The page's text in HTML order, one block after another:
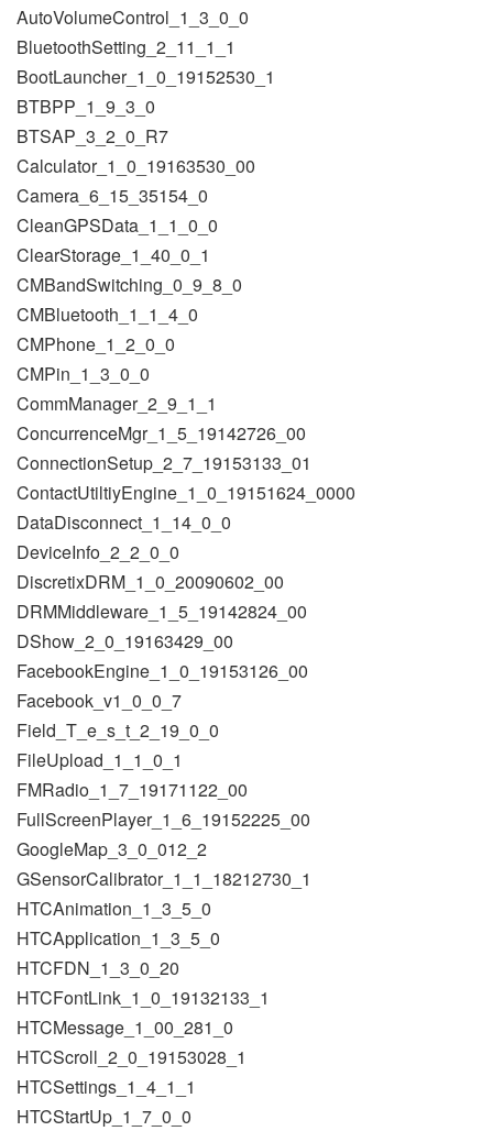
AutoVolumeControl_1_3_0_0
BluetoothSetting_2_11_1_1
BootLauncher_1_0_19152530_1
BTBPP_1_9_3_0
BTSAP_3_2_0_R7
Calculator_1_0_19163530_00
Camera_6_15_35154_0
CleanGPSData_1_1_0_0
ClearStorage_1_40_0_1
CMBandSwitching_0_9_8_0
CMBluetooth_1_1_4_0
CMPhone_1_2_0_0
CMPin_1_3_0_0
CommManager_2_9_1_1
ConcurrenceMgr_1_5_19142726_00
ConnectionSetup_2_7_19153133_01
ContactUtiltiyEngine_1_0_19151624_0000
DataDisconnect_1_14_0_0
DeviceInfo_2_2_0_0
DiscretixDRM_1_0_20090602_00
DRMMiddleware_1_5_19142824_00
DShow_2_0_19163429_00
FacebookEngine_1_0_19153126_00
Facebook_v1_0_0_7
Field_T_e_s_t_2_19_0_0
FileUpload_1_1_0_1
FMRadio_1_7_19171122_00
FullScreenPlayer_1_6_19152225_00
GoogleMap_3_0_012_2
GSensorCalibrator_1_1_18212730_1
HTCAnimation_1_3_5_0
HTCApplication_1_3_5_0
HTCFDN_1_3_0_20
HTCFontLink_1_0_19132133_1
HTCMessage_1_00_281_0
HTCScroll_2_0_19153028_1
HTCSettings_1_4_1_1
HTCStartUp_1_7_0_0